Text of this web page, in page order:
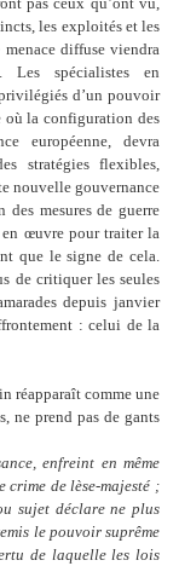
les exploités et les
diffuse viendra
Les spécialistes en
d’un pouvoir
où la configuration des
européenne, devra
stratégies flexibles,
nouvelle gouvernance
des mesures de guerre
en œuvre pour traiter la
que le signe de cela.
de critiquer les seules
depuis janvier
: celui de la
réapparaît comme une
ne prend pas de gants
enfreint en même
crime de lèse-majesté ;
sujet déclare ne plus
le pouvoir suprême
de laquelle les lois